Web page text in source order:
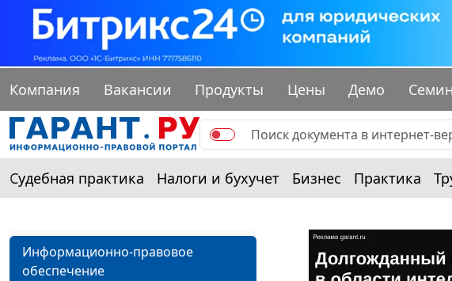
Компания Вакансии Продукты Цены Демо
Судебная практика Налоги и бухучет Бизнес Практика
Информационно-правовое
обеспечение